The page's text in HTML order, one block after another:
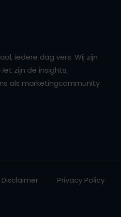
iedere dag vers. Wij zijn
zijn de insights,
als marketingcommunity
Disclaimer Privacy Policy